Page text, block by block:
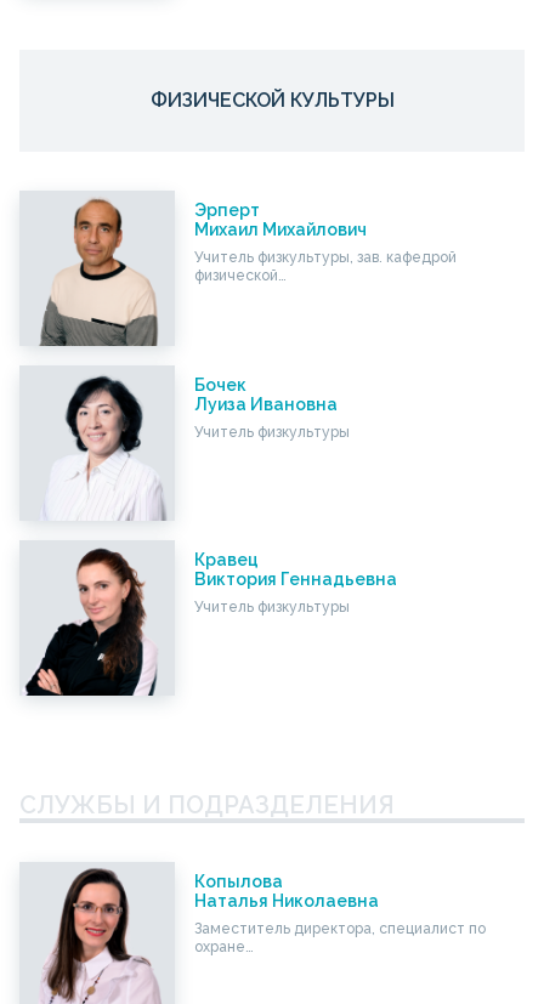
ФИЗИЧЕСКОЙ КУЛЬТУРЫ
Эрперт
Михаил Михайлович
Учитель физкультуры, зав. кафедрой
физической…
Бочек
Луиза Ивановна
Учитель физкультуры
Кравец
Виктория Геннадьевна
Учитель физкультуры
СЛУЖБЫ И ПОДРАЗДЕЛЕНИЯ
Копылова
Наталья Николаевна
Заместитель директора, специалист по
охране…